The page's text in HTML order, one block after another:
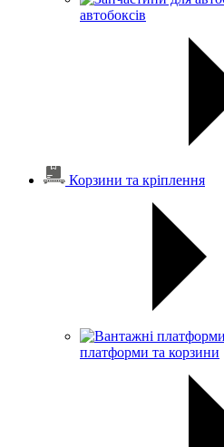
автобоксів
Корзини та кріплення
платформи та корзини